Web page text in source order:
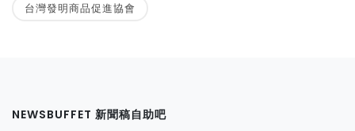
台灣發明商品促進協會
NEWSBUFFET 新聞稿自助吧